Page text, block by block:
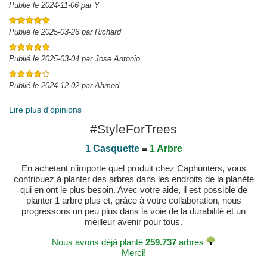
Publié le 2024-11-06 par Y
Publié le 2025-03-26 par Richard
Publié le 2025-03-04 par Jose Antonio
Publié le 2024-12-02 par Ahmed
Lire plus d'opinions
#StyleForTrees
1 Casquette= 1 Arbre
En achetant n'importe quel produit chez Caphunters, vous
contribuez à planter des arbres dans les endroits de la planète
qui en ont le plus besoin. Avec votre aide, il est possible de
planter 1 arbre plus et, grâce à votre collaboration, nous
progressons un peu plus dans la voie de la durabilité et un
meilleur avenir pour tous.
Nous avons déjà planté 259.737 arbres
Merci!